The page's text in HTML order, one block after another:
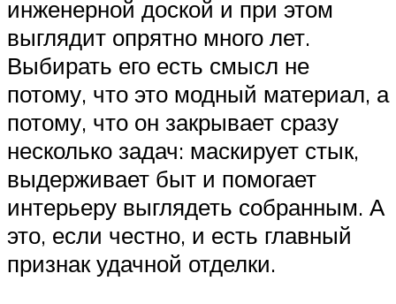
инженерной доской и при этом
выглядит опрятно много лет.
Выбирать его есть смысл не
потому, что это модный материал, а
потому, что он закрывает сразу
несколько задач: маскирует стык,
выдерживает быт и помогает
интерьеру выглядеть собранным. А
это, если честно, и есть главный
признак удачной отделки.